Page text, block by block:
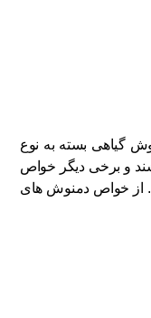
گیاهی بسته به نوع
و برخی دیگر خواص
از خواص دمنوش‌ های